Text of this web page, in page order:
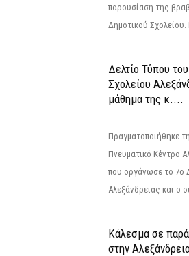
παρουσίαση της
Δημοτικού Σχολείου.
Δελτίο Τύπου
Σχολείου
μάθημα της κ....
Πραγματοποιήθηκε
Πνευματικό Κέντρο
που οργάνωσε το 7ο
Αλεξάνδρειας και ο
Κάλεσμα σε
στην